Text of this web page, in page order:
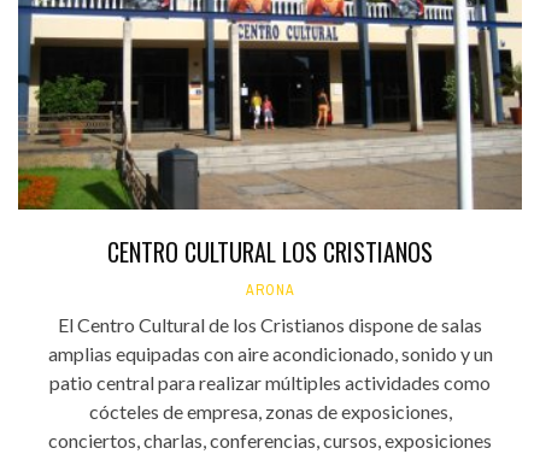
CENTRO CULTURAL LOS CRISTIANOS
ARONA
El Centro Cultural de los Cristianos dispone de salas
amplias equipadas con aire acondicionado, sonido y un
patio central para realizar múltiples actividades como
cócteles de empresa, zonas de exposiciones,
conciertos, charlas, conferencias, cursos, exposiciones